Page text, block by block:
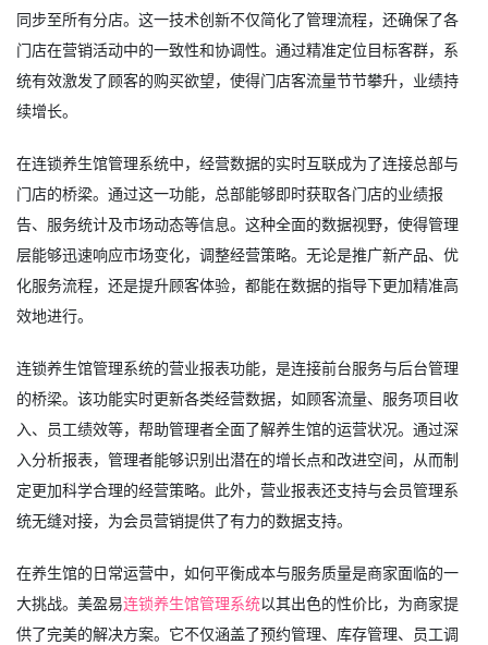
同步至所有分店。这一技术创新不仅简化了管理流程，还确保了各
门店在营销活动中的一致性和协调性。通过精准定位目标客群，系
统有效激发了顾客的购买欲望，使得门店客流量节节攀升，业绩持
续增长。
在连锁养生馆管理系统中，经营数据的实时互联成为了连接总部与
门店的桥梁。通过这一功能，总部能够即时获取各门店的业绩报
告、服务统计及市场动态等信息。这种全面的数据视野，使得管理
层能够迅速响应市场变化，调整经营策略。无论是推广新产品、优
化服务流程，还是提升顾客体验，都能在数据的指导下更加精准高
效地进行。
连锁养生馆管理系统的营业报表功能，是连接前台服务与后台管理
的桥梁。该功能实时更新各类经营数据，如顾客流量、服务项目收
入、员工绩效等，帮助管理者全面了解养生馆的运营状况。通过深
入分析报表，管理者能够识别出潜在的增长点和改进空间，从而制
定更加科学合理的经营策略。此外，营业报表还支持与会员管理系
统无缝对接，为会员营销提供了有力的数据支持。
在养生馆的日常运营中，如何平衡成本与服务质量是商家面临的一
大挑战。美盈易连锁养生馆管理系统以其出色的性价比，为商家提
供了完美的解决方案。它不仅涵盖了预约管理、库存管理、员工调